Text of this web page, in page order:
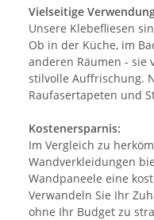
Vielseitige
Unsere Klebefliesen
Ob in der Küche, im
anderen Räumen - sie
stilvolle Auffrischung.
Raufasertapeten und
Kostenersparnis:
Im Vergleich zu
Wandverkleidungen
Wandpaneele eine
Verwandeln Sie Ihr
ohne Ihr Budget zu